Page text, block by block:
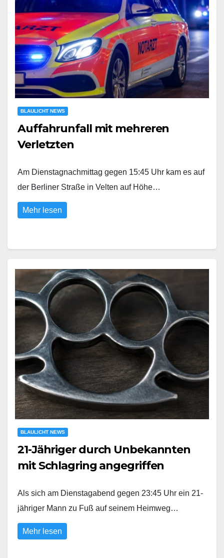
BLAULICHT NEWS
Auffahrunfall mit mehreren
Verletzten
Am Dienstagnachmittag gegen 15:45 Uhr kam es auf
der Berliner Straße in Velten auf Höhe…
Mehr lesen
BLAULICHT NEWS
21-Jähriger durch Unbekannten
mit Schlagring angegriffen
Als sich am Dienstagabend gegen 23:45 Uhr ein 21-
jähriger Mann zu Fuß auf seinem Heimweg…
Mehr lesen